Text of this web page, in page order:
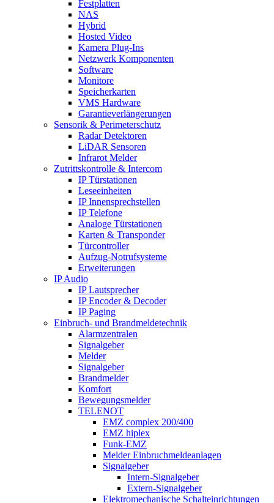
Festplatten
NAS
Hybrid
Hosted Video
Kamera Plug-Ins
Netzwerk Komponenten
Software
Monitore
Speicherkarten
VMS Hardware
Garantieverlängerungen
Sensorik & Perimeterschutz
Radar Detektoren
LiDAR Sensoren
Infrarot Melder
Zutrittskontrolle & Intercom
IP Türstationen
Leseeinheiten
IP Innensprechstellen
IP Telefone
Analoge Türstationen
Karten & Transponder
Türcontroller
Aufzug-Notrufsysteme
Erweiterungen
IP Audio
IP Lautsprecher
IP Encoder & Decoder
IP Paging
Einbruch- und Brandmeldetechnik
Alarmzentralen
Signalgeber
Melder
Signalgeber
Brandmelder
Komfort
Bewegungsmelder
TELENOT
EMZ complex 200/400
EMZ hiplex
Funk-EMZ
Melder Einbruchmeldeanlagen
Signalgeber
Intern-Signalgeber
Extern-Signalgeber
Elektromechanische Schalteinrichtungen